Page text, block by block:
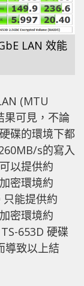
LAN 效能
(MTU
果可見，不論
碟的環境下都
s的寫入
以提供約
密環境約
能提供約
密環境約
653D 硬碟
導致以上結